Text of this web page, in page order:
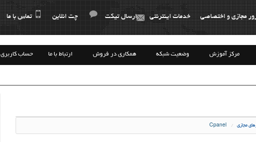
مجازی و اختصاصی خدمات اینترنتی ارسال تیکت چت انلاین تماس با ما
مرکز آموزش وضعیت شبکه همکاری در فروش ارتباط با ما حساب کاربری
مجازی